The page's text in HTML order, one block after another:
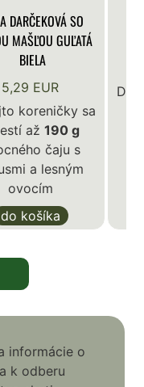
DARČEKOVÁ SO
MAŠĽOU GUĽATÁ
BIELA
5,29 EUR
koreničky sa
až 190 g
čaju s
a lesným
ovocím
do košíka
Do
informácie o
k odberu